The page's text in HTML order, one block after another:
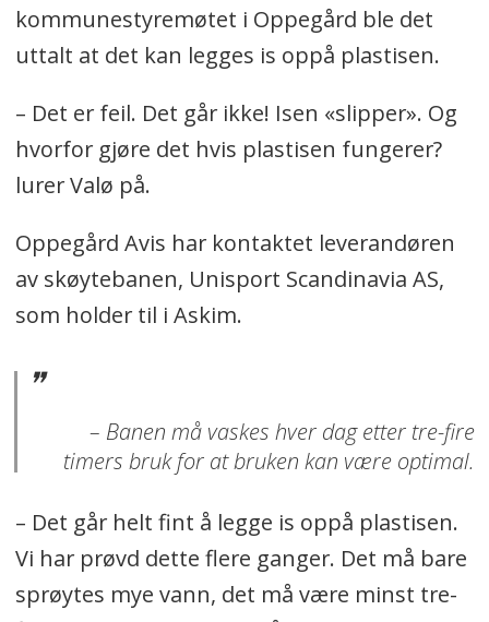
kommunestyremøtet i Oppegård ble det
uttalt at det kan legges is oppå plastisen.
– Det er feil. Det går ikke! Isen «slipper». Og
hvorfor gjøre det hvis plastisen fungerer?
lurer Valø på.
Oppegård Avis har kontaktet leverandøren
av skøytebanen, Unisport Scandinavia AS,
som holder til i Askim.
– Banen må vaskes hver dag etter tre-fire
timers bruk for at bruken kan være optimal.
– Det går helt fint å legge is oppå plastisen.
Vi har prøvd dette flere ganger. Det må bare
sprøytes mye vann, det må være minst tre-